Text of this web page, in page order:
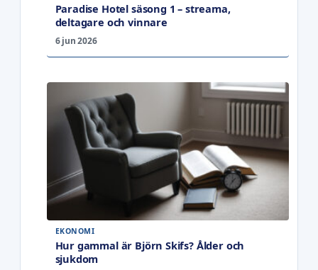
Paradise Hotel säsong 1 – streama,
deltagare och vinnare
6 jun 2026
EKONOMI
Hur gammal är Björn Skifs? Ålder och
sjukdom